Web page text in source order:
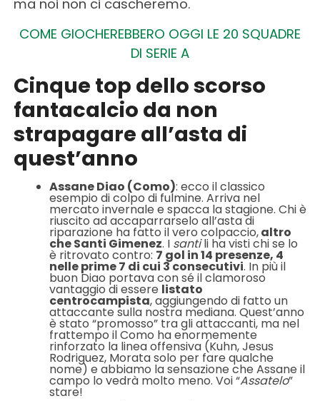
ma noi non ci cascheremo.
COME GIOCHEREBBERO OGGI LE 20 SQUADRE
DI SERIE A
Cinque top dello scorso
fantacalcio da non
strapagare all’asta di
quest’anno
Assane Diao (Como): ecco il classico
esempio di colpo di fulmine. Arriva nel
mercato invernale e spacca la stagione. Chi è
riuscito ad accaparrarselo all’asta di
riparazione ha fatto il vero colpaccio,altro
che Santi Gimenez. I santili ha visti chi se lo
è ritrovato contro: 7 gol in 14 presenze, 4
nelle prime 7 di cui 3 consecutivi. In più il
buon Diao portava con sé il clamoroso
vantaggio di essere listato
centrocampista, aggiungendo di fatto un
attaccante sulla nostra mediana. Quest’anno
è stato “promosso” tra gli attaccanti, ma nel
frattempo il Como ha enormemente
rinforzato la linea offensiva (Kuhn, Jesus
Rodriguez, Morata solo per fare qualche
nome) e abbiamo la sensazione che Assane il
campo lo vedrà molto meno. Voi “Assatelo”
stare!